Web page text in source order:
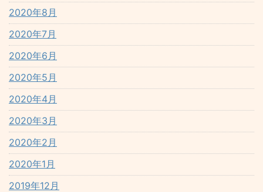
2020年8月
2020年7月
2020年6月
2020年5月
2020年4月
2020年3月
2020年2月
2020年1月
2019年12月